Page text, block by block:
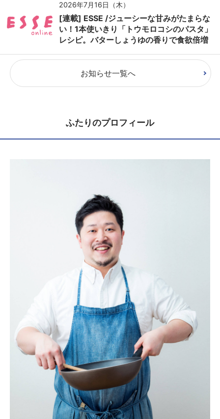
2026年7月16日（木）
[連載] ESSE /ジューシーな甘みがたまらな
い！1本使いきり「トウモロコシのパスタ」
レシピ。バターしょうゆの香りで食欲倍増
お知らせ一覧へ
ふたりのプロフィール